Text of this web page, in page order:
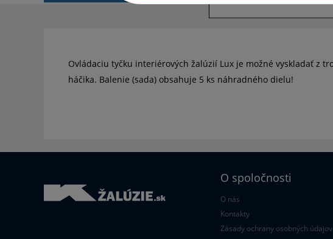
Ovládaciu tyčku interiérových žalúzií Lux je možné vyskladať z
háčika. Balenie (sada) obsahuje 5 ks náhradného dielu!
O spoločnosti
O nás
Kontakty
Zásady ochrany osobných údajov